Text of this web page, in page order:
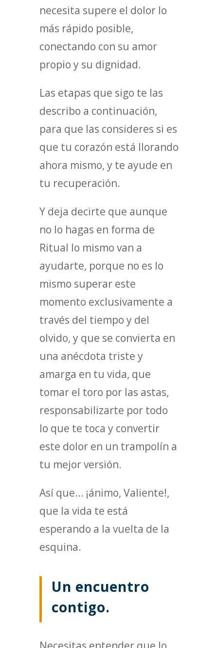
necesita supere el dolor lo
más rápido posible,
conectando con su amor
propio y su dignidad.
Las etapas que sigo te las
describo a continuación,
para que las consideres si es
que tu corazón está llorando
ahora mismo, y te ayude en
tu recuperación.
Y deja decirte que aunque
no lo hagas en forma de
Ritual lo mismo van a
ayudarte, porque no es lo
mismo superar este
momento exclusivamente a
través del tiempo y del
olvido, y que se convierta en
una anécdota triste y
amarga en tu vida, que
tomar el toro por las astas,
responsabilizarte por todo
lo que te toca y convertir
este dolor en un trampolín a
tu mejor versión.
Así que… ¡ánimo, Valiente!,
que la vida te está
esperando a la vuelta de la
esquina.
Un encuentro
contigo.